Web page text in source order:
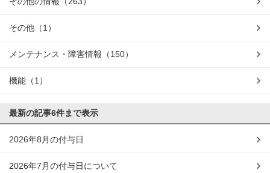
その他 （1）
メンテナンス・障害情報 （150）
機能 （1）
最新の記事6件まで表示
2026年8月の付与日
2026年7月の付与日について